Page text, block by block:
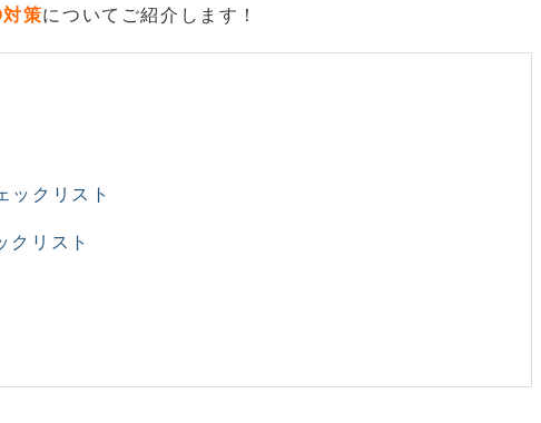
策についてご紹介します！
ックリスト
クリスト